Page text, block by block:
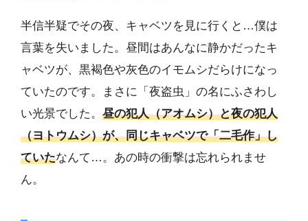
半信半疑でその夜、キャベツを見に行くと…僕は
言葉を失いました。昼間はあんなに静かだったキ
ャベツが、黒褐色や灰色のイモムシだらけになっ
ていたのです。まさに「夜盗虫」の名にふさわし
い光景でした。 昼の犯人（アオムシ）と夜の犯人
（ヨトウムシ）が、同じキャベツで「二毛作」し
ていたなんて…。あの時の衝撃は忘れられませ
ん。